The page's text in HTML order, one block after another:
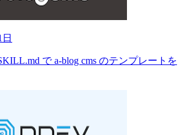
で a-blog cms のテンプレートを